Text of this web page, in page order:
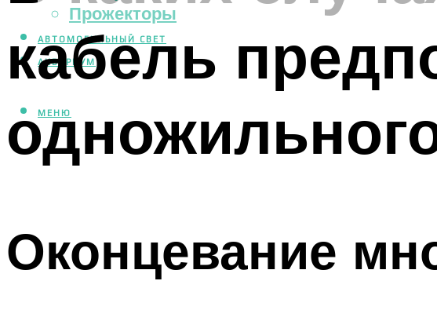
Прожекторы
АВТОМОБИЛЬНЫЙ СВЕТ
АКВАРИУМ
МЕНЮ
кабель
Оконцевание